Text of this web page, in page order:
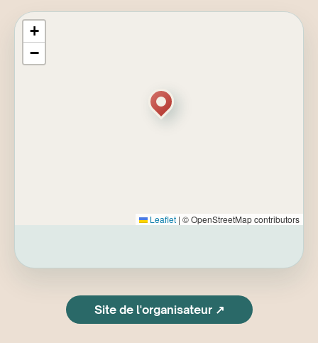
Truchon vise à outiller les soignants pour
soutenir leur bien-être tout en préservant la
qualité du soin offert. Au cœur de cette
expérience: le développement de
offerte aux patients ou aux collègues en
difficulté. À travers une alternance d’apports
Cette journée constitue une formation
+
−
Leaflet | © OpenStreetMap contributors
Site de l'organisateur ↗